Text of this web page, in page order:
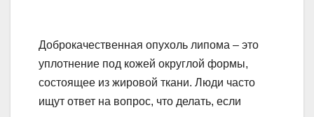
Доброкачественная опухоль липома – это
уплотнение под кожей округлой формы,
состоящее из жировой ткани. Люди часто
ищут ответ на вопрос, что делать, если